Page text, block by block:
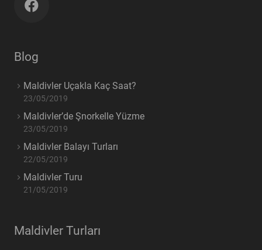
Blog
Maldivler Uçakla Kaç Saat?
23/05/2019
Maldivler’de Şnorkelle Yüzme
23/05/2019
Maldivler Balayı Turları
22/05/2019
Maldivler Turu
21/05/2019
Maldivler Turları